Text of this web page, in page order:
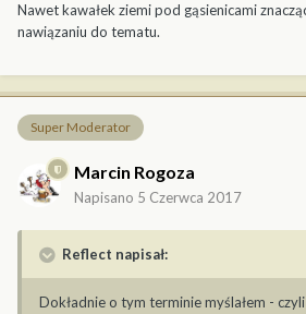
Nawet kawałek ziemi pod gąsienicami
nawiązaniu do tematu.
Super Moderator
Marcin Rogoza
Napisano 5 Czerwca 2017
Reflect napisał:
Dokładnie o tym terminie myślałem -